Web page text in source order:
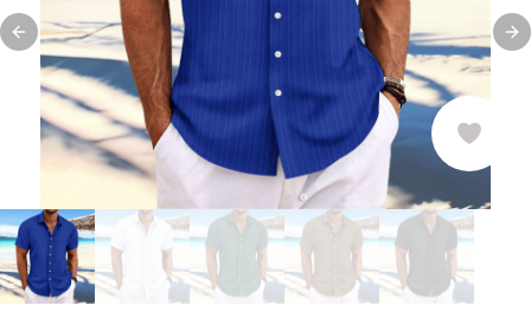
Previous slide